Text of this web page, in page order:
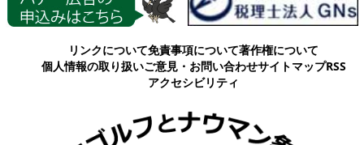
各種情報
リンクについて免責事項について著作権について
個人情報の取り扱いご意見・お問い合わせサイトマップRSS
アクセシビリティ